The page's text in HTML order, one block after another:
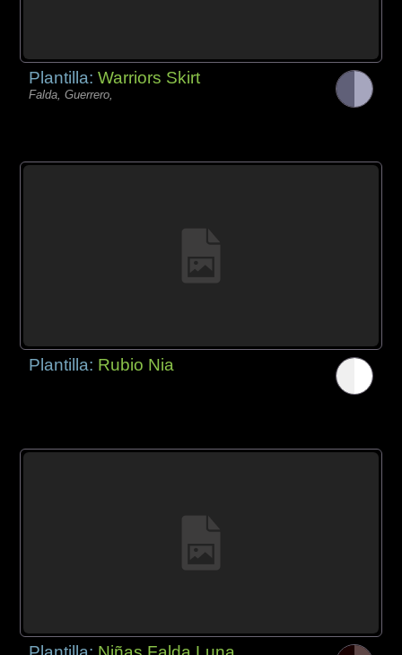
Plantilla:Warriors Skirt
Falda, Guerrero,
Plantilla: Rubio Nia